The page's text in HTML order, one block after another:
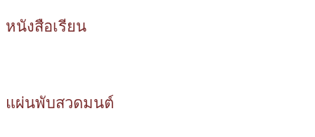
หนังสือเรียน
แผ่นพับสวดมนต์